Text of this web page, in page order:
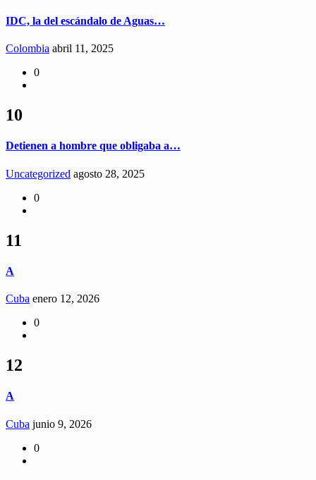
IDC, la del escándalo de Aguas…
Colombia abril 11, 2025
0
10
Detienen a hombre que obligaba a…
Uncategorized agosto 28, 2025
0
11
A
Cuba enero 12, 2026
0
12
A
Cuba junio 9, 2026
0